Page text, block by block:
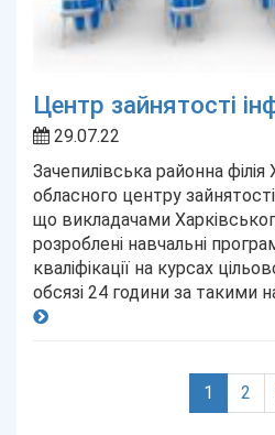
Центр зайнятості
29.07.22
Зачепилівська районна філія
обласного центру
що викладачами
розроблені навчальні
кваліфікації на курсах
обсязі 24 години за такими
1 2